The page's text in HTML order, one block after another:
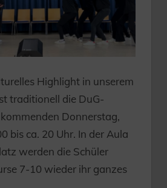
Highlight in unserem
traditionell die DuG-
Donnerstag,
bis ca. 20 Uhr. In der Aula
werden die Schüler
7-10 wieder ihr ganzes